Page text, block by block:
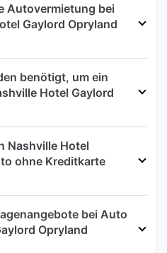
Autovermietung bei
Gaylord Opryland
benötigt, um ein
Hotel Gaylord
Nashville Hotel
ohne Kreditkarte
bei Auto
Opryland